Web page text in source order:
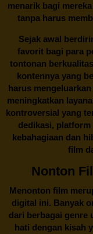
menarik bagi
tanpa harus
Sejak awal
favorit bagi para
tontonan
kontennya yang
harus mengeluarkan
meningkatkan
kontroversial yang
dedikasi,
kebahagiaan dan
film
Nonton
Menonton film
digital ini. Banyak
dari berbagai genre
hati dengan kisah